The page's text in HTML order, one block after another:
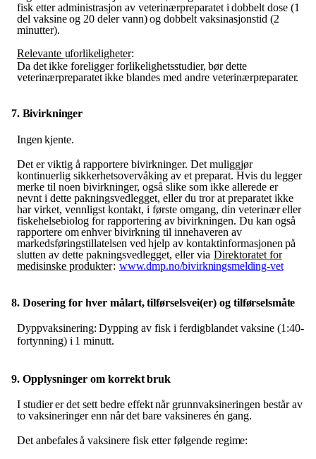
fisk etter administrasjon av veterinærpreparatet i dobbelt dose (1
del vaksine og 20 deler vann) og dobbelt vaksinasjonstid (2
minutter).
Relevante uforlikeligheter:
Da det ikke foreligger forlikelighetsstudier, bør dette
veterinærpreparatet ikke blandes med andre veterinærpreparater.
7. Bivirkninger
Ingen kjente.
Det er viktig å rapportere bivirkninger. Det muliggjør
kontinuerlig sikkerhetsovervåking av et preparat. Hvis du legger
merke til noen bivirkninger, også slike som ikke allerede er
nevnt i dette pakningsvedlegget, eller du tror at preparatet ikke
har virket, vennligst kontakt, i første omgang, din veterinær eller
fiskehelsebiolog for rapportering av bivirkningen.Du kan også
rapportere om enhver bivirkning til innehaveren av
markedsføringstillatelsen ved hjelp av kontaktinformasjonen på
slutten av dette pakningsvedlegget, eller via Direktoratet for
medisinske produkter: www.dmp.no​/​bivirkningsmelding-vet
8. Dosering for hver målart, tilførselsvei(er) ogtilførselsmåte
Dyppvaksinering: Dypping av fisk i ferdigblandet vaksine (1:40-
fortynning) i 1 minutt.
9. Opplysninger om korrekt bruk
I studier er det sett bedre effekt når grunnvaksineringen består av
to vaksineringer enn når det bare vaksineres én gang.
Det anbefales å vaksinere fisk etter følgende regime: